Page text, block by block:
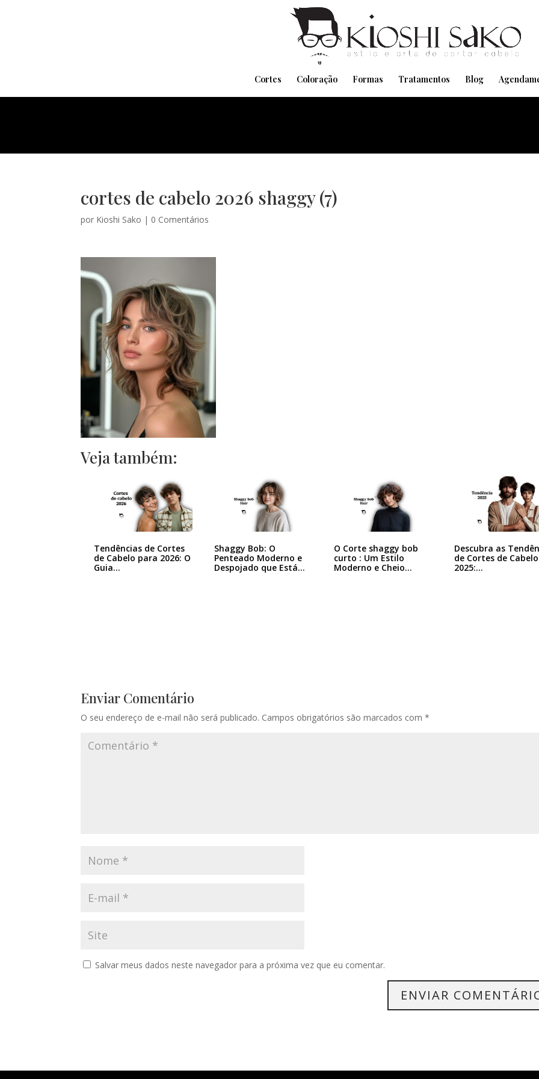
Cortes Coloração Formas Tratamentos Blog
cortes de cabelo 2026 shaggy (7)
por Kioshi Sako | 0 Comentários
Veja também:
Tendências de Cortes
de Cabelo para 2026: O
Guia…
Shaggy Bob: O
Penteado Moderno e
Despojado que Está…
O Corte shaggy bob
curto : Um Estilo
Moderno e Cheio…
Descubra as
de Cortes de Cabelo
2025:…
Enviar Comentário
O seu endereço de e-mail não será publicado. Campos obrigatórios são marcados com*
Salvar meus dados neste navegador para a próxima vez que eu comentar.
Pensando em transformar seu Visual??
Agende pelo Whatsapp